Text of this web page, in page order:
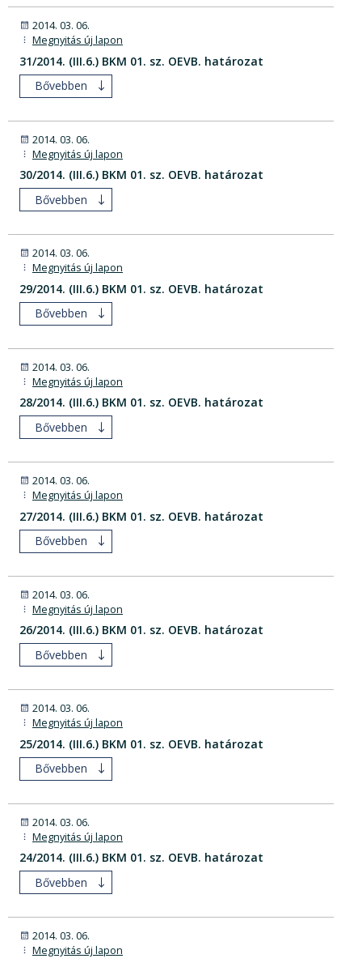
2014. 03. 06.
Megnyitás új lapon
31/2014. (III.6.) BKM 01. sz. OEVB. határozat
Bővebben
2014. 03. 06.
Megnyitás új lapon
30/2014. (III.6.) BKM 01. sz. OEVB. határozat
Bővebben
2014. 03. 06.
Megnyitás új lapon
29/2014. (III.6.) BKM 01. sz. OEVB. határozat
Bővebben
2014. 03. 06.
Megnyitás új lapon
28/2014. (III.6.) BKM 01. sz. OEVB. határozat
Bővebben
2014. 03. 06.
Megnyitás új lapon
27/2014. (III.6.) BKM 01. sz. OEVB. határozat
Bővebben
2014. 03. 06.
Megnyitás új lapon
26/2014. (III.6.) BKM 01. sz. OEVB. határozat
Bővebben
2014. 03. 06.
Megnyitás új lapon
25/2014. (III.6.) BKM 01. sz. OEVB. határozat
Bővebben
2014. 03. 06.
Megnyitás új lapon
24/2014. (III.6.) BKM 01. sz. OEVB. határozat
Bővebben
2014. 03. 06.
Megnyitás új lapon